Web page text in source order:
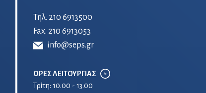
Τηλ. 210 6913500
Fax. 210 6913053
info@seps.gr
ΩΡΕΣ ΛΕΙΤΟΥΡΓΙΑΣ
Τρίτη: 10.00 - 13.00